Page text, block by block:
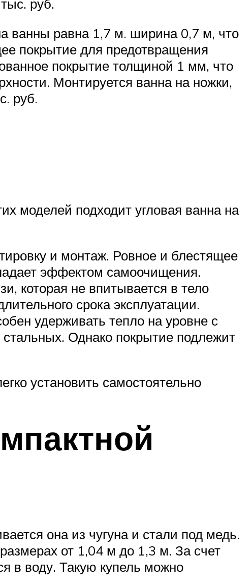
руб.
ванны равна 1,7 м. ширина 0,7 м, что
покрытие для предотвращения
покрытие толщиной 1 мм, что
Монтируется ванна на ножки,
руб.
моделей подходит угловая ванна на
и монтаж. Ровное и блестящее
эффектом самоочищения.
которая не впитывается в тело
срока эксплуатации.
удерживать тепло на уровне с
Однако покрытие подлежит
установить самостоятельно
она из чугуна и стали под медь.
от 1,04 м до 1,3 м. За счет
в воду. Такую купель можно